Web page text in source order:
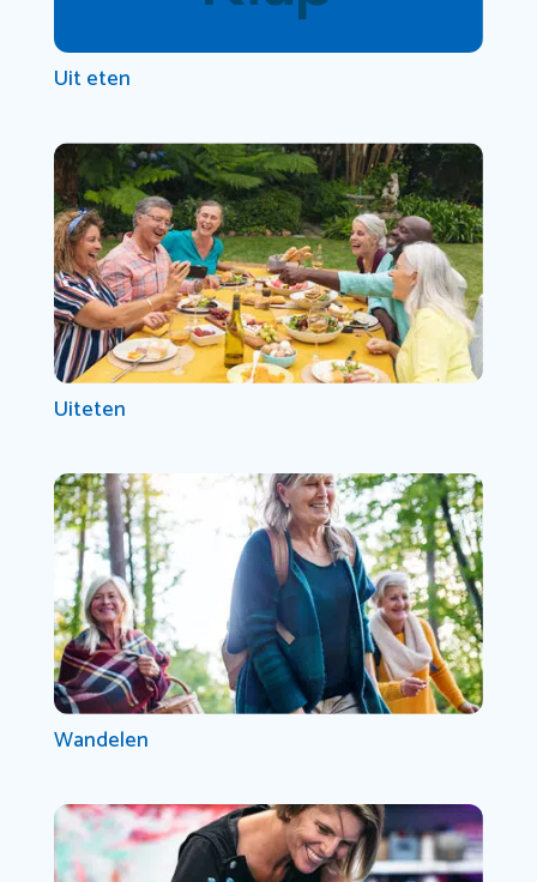
Uit eten
Uiteten
Wandelen